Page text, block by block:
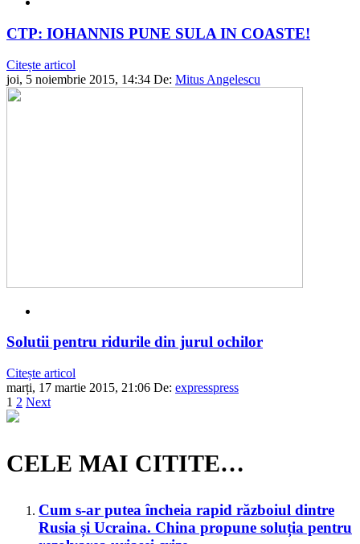
CTP: IOHANNIS PUNE SULA IN COASTE!
Citește articol
joi, 5 noiembrie 2015, 14:34 De: Mitus Angelescu
Solutii pentru ridurile din jurul ochilor
Citește articol
marți, 17 martie 2015, 21:06 De: expresspress
1 2 Next
CELE MAI CITITE…
Cum s-ar putea încheia rapid războiul dintre
Rusia și Ucraina. China propune soluția pentru